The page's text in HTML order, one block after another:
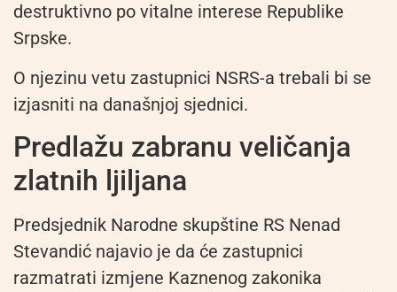
destruktivno po vitalne interese Republike
Srpske.
O njezinu vetu zastupnici NSRS-a trebali bi se
izjasniti na današnjoj sjednici.
Predlažu zabranu veličanja
zlatnih ljiljana
Predsjednik Narodne skupštine RS Nenad
Stevandić najavio je da će zastupnici
razmatrati izmjene Kaznenog zakonika